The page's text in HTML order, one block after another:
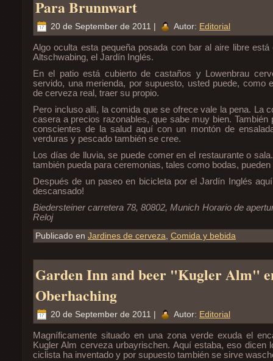
Para Brunnwart
20 de September de 2011 | Autor: Editorial
Algo oculta esta pequeña posada con bar al aire libre está
Altschwabing, el Jardín Inglés.
En el patio está cubierto de castaños y Lowenbrau
servido, una merienda, por supuesto, usted puede, como
de cerveza real, traer su propio.
Pero incluso allí, la comida que se ofrece vale la pena. La
casera a precios razonables, que sabe muy bien. También
conscientes de la salud aquí con un montón de
verduras y pescado también se cree.
Los días de lluvia, se puede comer en el restaurante o
también pueda para ceremonias, tales como bodas, pueden
Después de un paseo en bicicleta por el Jardín Inglés
descansado!
Biedersteiner carretera 78, 80802, Munich Horario de
Reloj
Publicado en Jardines de cerveza, Comida y bebida
Garden Inn and beer "Kugler Alm"
Oberhaching
20 de September de 2011 | Autor: Editorial
Magníficamente situado en una zona verde exuda el
Kugler Alm cerveza urbayrischen. Aquí estaba, eso dicen
ciclista ha inventado y por supuesto también se sirve